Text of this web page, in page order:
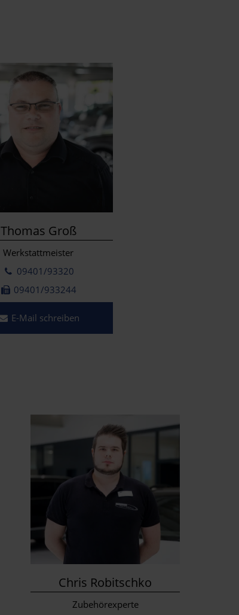
Thomas Groß
Werkstattmeister
09401/93320
09401/933244
E-Mail schreiben
Chris Robitschko
Zubehörexperte